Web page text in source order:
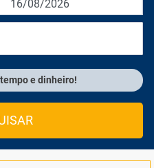
16/08/2026
e dinheiro!